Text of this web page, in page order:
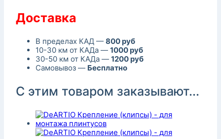
Доставка
В пределах КАД — 800 руб
10-30 км от КАДа — 1000 руб
30-50 км от КАДа — 1200 руб
Самовывоз — Бесплатно
С этим товаром заказывают...